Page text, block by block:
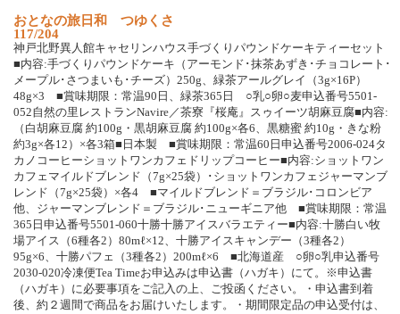
おとなの旅 日和 つゆ く さ
117/204
神 戸北野異人館キ ャ セ リ ンハウ ス手づく り パウ ン ドケーキテ ィ ーセ ッ ト
■内容:手づく り パウ ン ドケーキ （ アーモン ド ･抹茶あずき ･チ ョ コ レー ト ･
メ ープル･ さ つ ま いも ･チーズ ） 250g、 緑茶アールグレイ （3g×16P）
48g×3 ■賞味期 限 ： 常温90 日 、 緑茶365 日 ○乳○卵○麦申込番号5501-
052自然の里 レス ト ラ ンNavire／茶寮 『 桜庵』 ス ゥ イ ーツ胡 麻豆腐■内容:
（ 白胡 麻豆腐 約100g ・ 黒胡 麻豆腐 約100g×各6、 黒糖蜜 約10g ・ き な粉
約3g×各12 ） ×各3箱■ 日 本製 ■賞味期 限 ： 常温60 日 申込番号2006-024タ
カ ノ コ ー ヒ ーシ ョ ッ ト ワ ンカ フ ェ ド リ ッ プコ ー ヒ ー■内容:シ ョ ッ ト ワ ン
カ フ ェ マイ ル ドブ レン ド （7g×25袋） ･ シ ョ ッ ト ワ ンカ フ ェ ジ ャ ーマンブ
レン ド （7g×25袋） ×各4 ■マイ ル ドブ レン ド ＝ ブラ ジル･ コ ロ ン ビア
他、 ジ ャ ーマンブ レン ド ＝ ブラ ジル･ ニ ュ ーギニア他 ■賞味期 限 ： 常温
365 日 申込番号5501-060十勝十勝アイ スバラ エテ ィ ー■内容:十勝白 い牧
場アイ ス （6種各2 ） 80mℓ×12、 十勝アイ スキ ャ ンデー （3種各2 ）
95g×6、 十勝パフ ェ （3種各2 ） 200mℓ×6 ■北海道産 ○卵○乳申込番号
2030-020冷凍便Tea Timeお申込みは申込書 （ハガキ ） にて。 ※申込書
（ハガキ ） に必要事項をご記入の上、 ご投函 く ださ い。 ・ 申込書到 着
後、 約 ２ 週間で商品をお届けいた し ま す。 ・ 期 間 限定品の申込受付は、